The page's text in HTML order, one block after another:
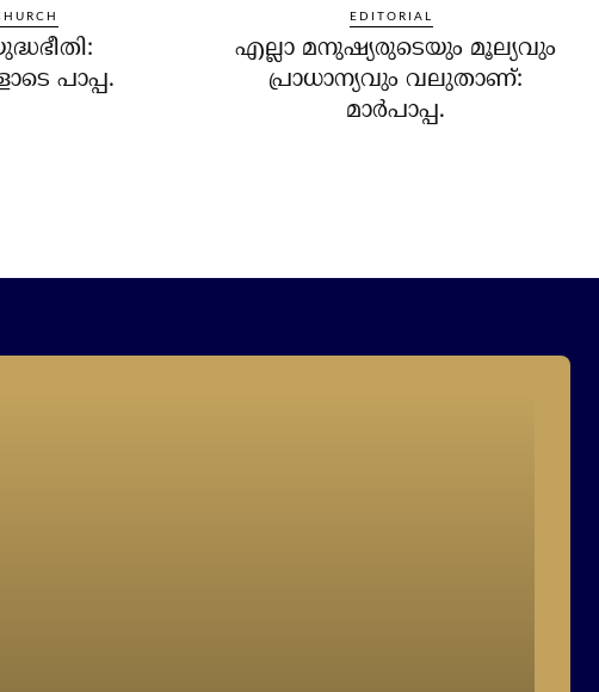
പാപ്പ.
EDITORIAL
എല്ലാ മനുഷ്യരുടെയും മൂല്യവും
പ്രാധാന്യവും വലുതാണ്:
മാര്‍പാപ്പ.